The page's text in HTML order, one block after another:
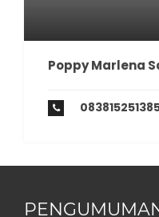
Poppy Marlena